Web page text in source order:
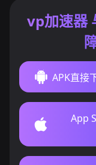
vp加速器
APK直接
App